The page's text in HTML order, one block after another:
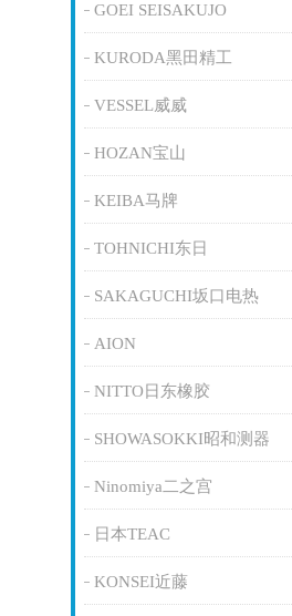
GOEI SEISAKUJO
KURODA黑田精工
VESSEL威威
HOZAN宝山
KEIBA马牌
TOHNICHI东日
SAKAGUCHI坂口电热
AION
NITTO日东橡胶
SHOWASOKKI昭和测器
Ninomiya二之宫
日本TEAC
KONSEI近藤